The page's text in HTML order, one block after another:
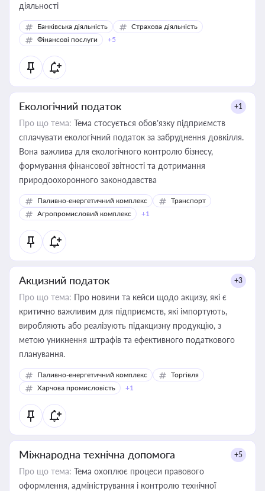
діяльності
Банківська діяльність
Страхова діяльність
Фінансові послуги
+5
Екологічний податок +1
Про що тема: Тема стосується обов’язку підприємств
сплачувати екологічний податок за забруднення довкілля.
Вона важлива для екологічного контролю бізнесу,
формування фінансової звітності та дотримання
природоохоронного законодавства
Паливно-енергетичний комплекс
Транспорт
Агропромисловий комплекс
+1
Акцизний податок +3
Про що тема: Про новини та кейси щодо акцизу, які є
критично важливим для підприємств, які імпортують,
виробляють або реалізують підакцизну продукцію, з
метою уникнення штрафів та ефективного податкового
планування.
Паливно-енергетичний комплекс
Торгівля
Харчова промисловість
+1
Міжнародна технічна допомога +5
Про що тема: Тема охоплює процеси правового
оформлення, адміністрування і контролю технічної